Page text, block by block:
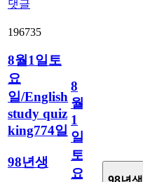
댓글
196735
8월1일토
요
일/English
study quiz
king774일
98년생
8
월
1
일
토
요